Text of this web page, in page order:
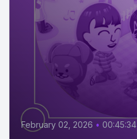
February 02, 2026 • 00:45:34